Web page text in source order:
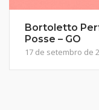
Bortoletto
Posse – GO
17 de setembro de